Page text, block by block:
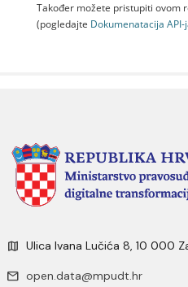
Također možete pristupiti ovom
(pogledajte Dokumenаtаcijа API-